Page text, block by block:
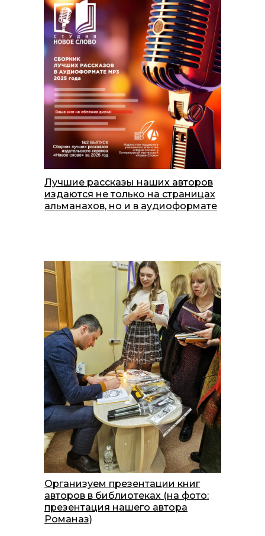
Лучшие рассказы наших авторов
издаются не только на страницах
альманахов, но и в аудиоформате
Организуем презентации книг
авторов в библиотеках (на фото:
презентация нашего автора
Романаз)